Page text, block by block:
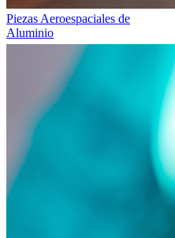
Piezas Aeroespaciales de
Aluminio